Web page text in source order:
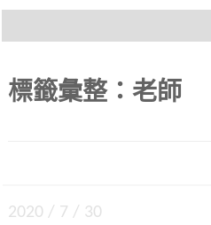
標籤彙整： 老師
2020 / 7 / 30